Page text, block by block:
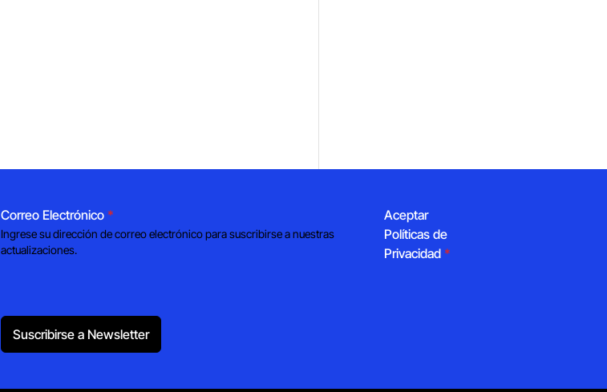
Correo Electrónico *
Ingrese su dirección de correo electrónico para suscribirse a nuestras
actualizaciones.
Aceptar
Políticas de
Privacidad *
Suscribirse a Newsletter